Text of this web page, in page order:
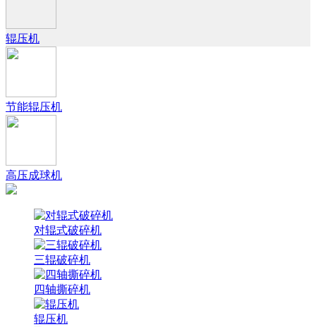
辊压机
节能辊压机
高压成球机
对辊式破碎机
三辊破碎机
四轴撕碎机
辊压机